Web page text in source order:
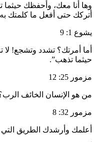
وها أنا معك، وأحفظك حيثما
أتركك حتى أفعل ما كلمتك
يشوع 1: 9
أما أمرتك؟ تشدد وتشجع!
حيثما تذهب”.
مزمور 25: 12
من هو الإنسان الخائف
مزمور 32: 8
أعلمك وأرشدك الطريق